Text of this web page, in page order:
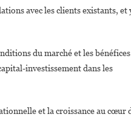
avec les clients existants, et
du marché et les bénéfices
investissement dans les
et la croissance au cœur